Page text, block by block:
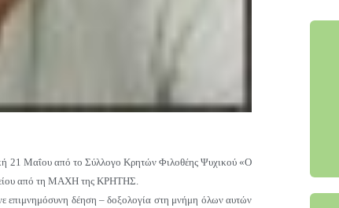
21 Μαΐου από το Σύλλογο Κρητών Φιλοθέης Ψυχικού «Ο
από τη ΜΑΧΗ της ΚΡΗΤΗΣ.
επιμνημόσυνη δέηση – δοξολογία στη μνήμη όλων αυτών